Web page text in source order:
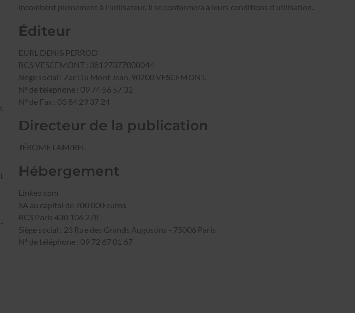
incombent pleinement à l'utilisateur. Il se conformera à leurs conditions d'utilisation.
Éditeur
EURL DENIS PERROD
RCS VESCEMONT : 38127377000044
Siège social : Zac Du Mont Jean, 90200 VESCEMONT.
N° de téléphone : 09 74 56 57 32
N° de Fax : 03 84 29 37 24
Directeur de la publication
JÉRÔME LAMIREL
Hébergement
Linkeo.com
SA au capital de 700 000 euros
RCS Paris 430 106 278
Siège social : 23 Rue des Grands Augustins - 75006 Paris
N° de téléphone : 09 72 67 01 67